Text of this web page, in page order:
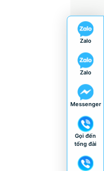
Zalo
Zalo
Messenger
Gọi đến
tổng đài